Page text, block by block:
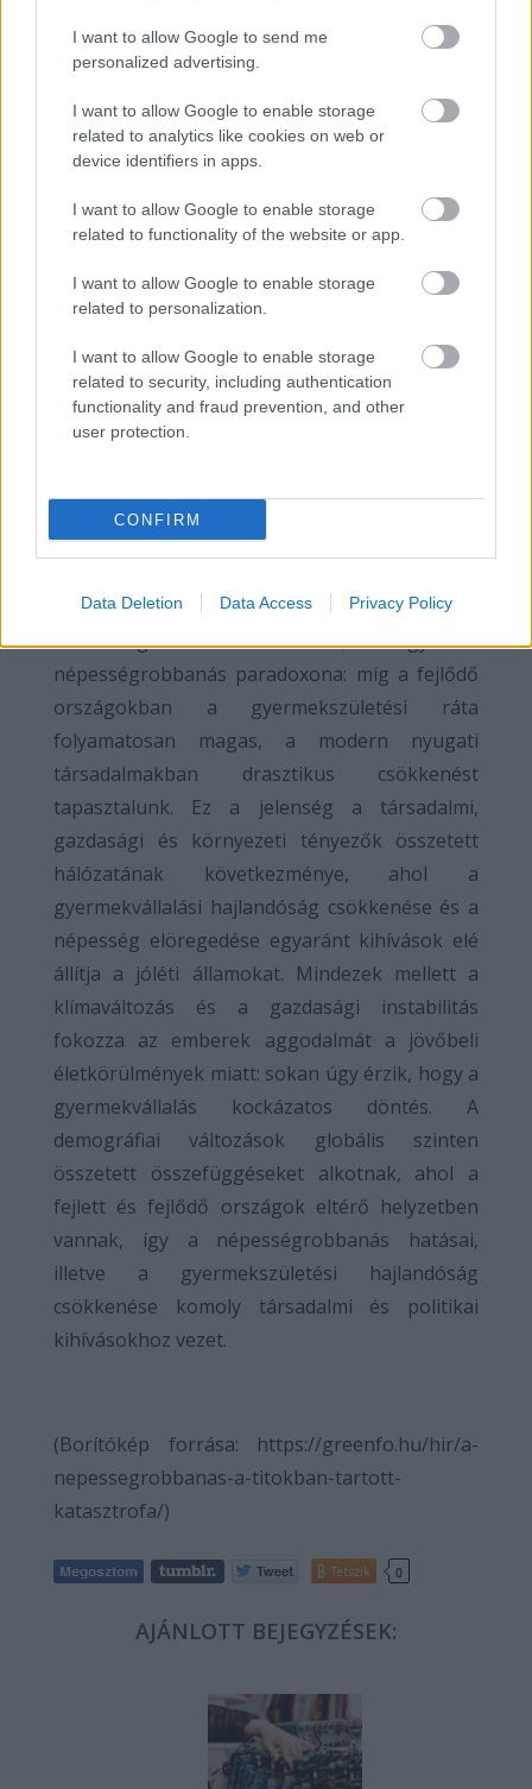
I want to allow Google to send me
personalized advertising.
I want to allow Google to enable storage
related to analytics like cookies on web or
device identifiers in apps.
I want to allow Google to enable storage
related to functionality of the website or app.
I want to allow Google to enable storage
related to personalization.
I want to allow Google to enable storage
related to security, including authentication
functionality and fraud prevention, and other
user protection.
CONFIRM
Data Deletion Data Access Privacy Policy
kölcsönhatásait. Az ilyen összetett problémák
nemzetközi közösség együttműködése, hogy
olyan megoldásokat dolgozzanak ki, amelyek
változások által generált kölcsönös
függőségeket. (Gazdag Ferenc – Remek Éva.
2018. A biztonsági tanulmányok alapjai.
Budapest: Dialóg Campus Kiadó. 96-101.)
A cím kérdésére a válasz tehát az, hogy
országok pedig ennek ellentettjének, a
népességrobbanásnak a negatív hatásaival
Összességében elmondható, hogy a
népességrobbanás paradoxona: míg a fejlődő
országokban a gyermekszületési ráta
folyamatosan magas, a modern nyugati
társadalmakban drasztikus csökkenést
tapasztalunk. Ez a jelenség a társadalmi,
gazdasági és környezeti tényezők összetett
hálózatának következménye, ahol a
gyermekvállalási hajlandóság csökkenése és a
népesség elöregedése egyaránt kihívások elé
állítja a jóléti államokat. Mindezek mellett a
klímaváltozás és a gazdasági instabilitás
fokozza az emberek aggodalmát a jövőbeli
életkörülmények miatt: sokan úgy érzik, hogy a
gyermekvállalás kockázatos döntés. A
demográfiai változások globális szinten
összetett összefüggéseket alkotnak, ahol a
fejlett és fejlődő országok eltérő helyzetben
vannak, így a népességrobbanás hatásai,
illetve a gyermekszületési hajlandóság
csökkenése komoly társadalmi és politikai
kihívásokhoz vezet.
(Borítókép forrása: https://greenfo.hu/hir/a-
nepessegrobbanas-a-titokban-tartott-
katasztrofa/)
Tetszik 0
AJÁNLOTT BEJEGYZÉSEK: